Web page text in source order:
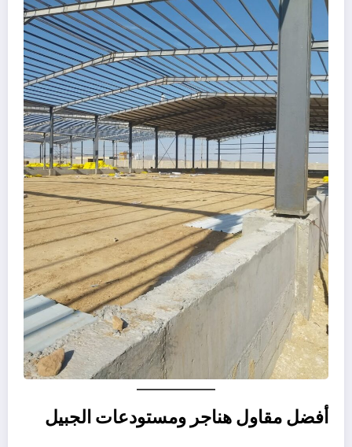
أفضل مقاول هناجر ومستودعات الجبيل